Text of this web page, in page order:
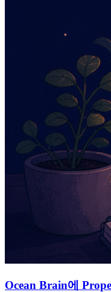
Ocean Brain에